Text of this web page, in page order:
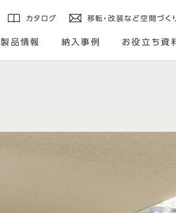
カタログ 移転・改装など空間づく
製品情報 納入事例 お役立ち資